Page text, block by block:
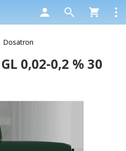
Dosatron
0,02-0,2 % 30